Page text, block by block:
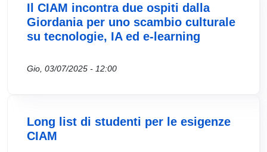
Il CIAM incontra due ospiti dalla
Giordania per uno scambio culturale
su tecnologie, IA ed e-learning
Gio, 03/07/2025 - 12:00
Long list di studenti per le esigenze
CIAM